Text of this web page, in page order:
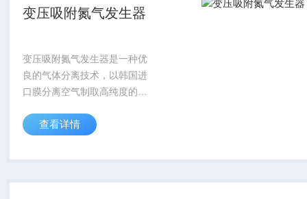
变压吸附氮气发生器
变压吸附氮气发生器是一种优
良的气体分离技术，以韩国进
口膜分离空气制取高纯度的氮
进入高分子膜过滤器，由于各
数不同，导致不同气体在膜中
查看详情